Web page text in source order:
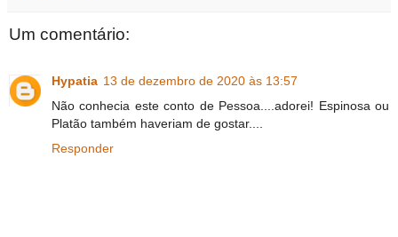
Um comentário:
Hypatia 13 de dezembro de 2020 às 13:57
Não conhecia este conto de Pessoa....adorei! Espinosa ou
Platão também haveriam de gostar....
Responder